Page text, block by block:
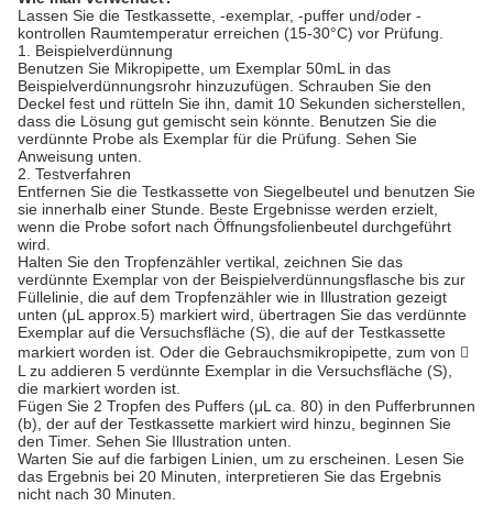
Lassen Sie die Testkassette, -exemplar, -puffer und/oder -
kontrollen Raumtemperatur erreichen (15-30°C) vor Prüfung.
1. Beispielverdünnung
Benutzen Sie Mikropipette, um Exemplar 50mL in das
Beispielverdünnungsrohr hinzuzufügen. Schrauben Sie den
Deckel fest und rütteln Sie ihn, damit 10 Sekunden sicherstellen,
dass die Lösung gut gemischt sein könnte. Benutzen Sie die
verdünnte Probe als Exemplar für die Prüfung. Sehen Sie
Anweisung unten.
2. Testverfahren
Entfernen Sie die Testkassette von Siegelbeutel und benutzen Sie
sie innerhalb einer Stunde. Beste Ergebnisse werden erzielt,
wenn die Probe sofort nach Öffnungsfolienbeutel durchgeführt
wird.
Halten Sie den Tropfenzähler vertikal, zeichnen Sie das
verdünnte Exemplar von der Beispielverdünnungsflasche bis zur
Füllelinie, die auf dem Tropfenzähler wie in Illustration gezeigt
unten (μL approx.5) markiert wird, übertragen Sie das verdünnte
Exemplar auf die Versuchsfläche (S), die auf der Testkassette
markiert worden ist. Oder die Gebrauchsmikropipette, zum von 
L zu addieren 5 verdünnte Exemplar in die Versuchsfläche (S),
die markiert worden ist.
Fügen Sie 2 Tropfen des Puffers (μL ca. 80) in den Pufferbrunnen
(b), der auf der Testkassette markiert wird hinzu, beginnen Sie
den Timer. Sehen Sie Illustration unten.
Warten Sie auf die farbigen Linien, um zu erscheinen. Lesen Sie
das Ergebnis bei 20 Minuten, interpretieren Sie das Ergebnis
nicht nach 30 Minuten.